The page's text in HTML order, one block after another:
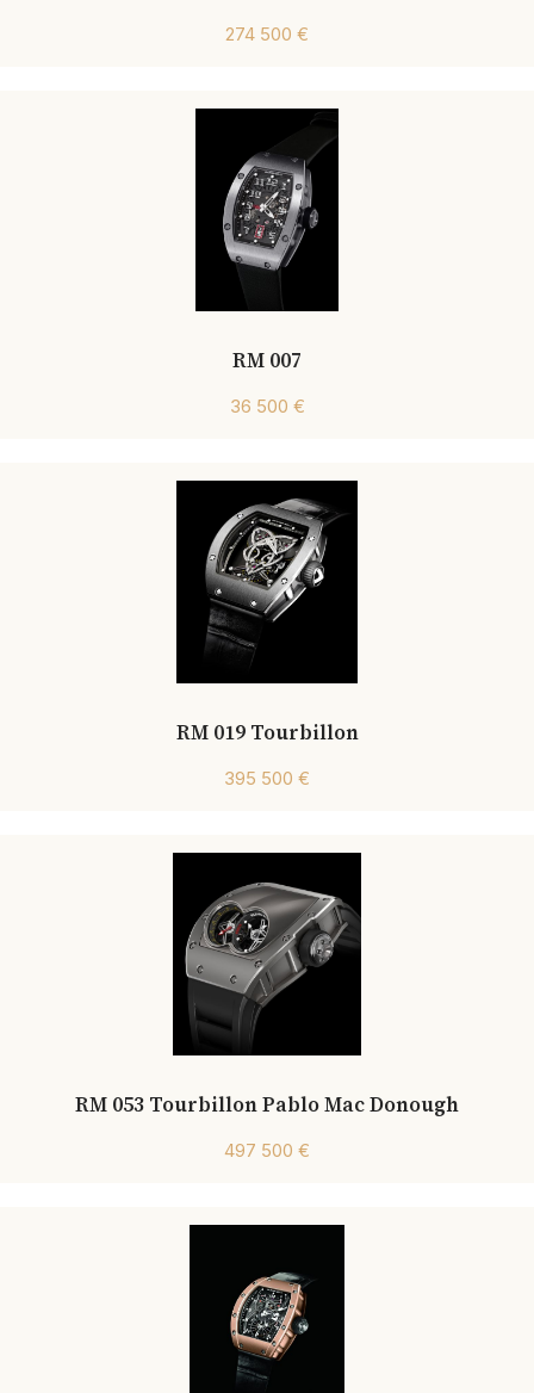
274 500 €
RM 007
36 500 €
RM 019 Tourbillon
395 500 €
RM 053 Tourbillon Pablo Mac Donough
497 500 €